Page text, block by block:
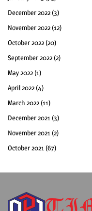
December 2022 (3)
November 2022 (12)
October 2022 (20)
September 2022 (2)
May 2022 (1)
April 2022 (4)
March 2022 (11)
December 2021 (3)
November 2021 (2)
October 2021 (67)